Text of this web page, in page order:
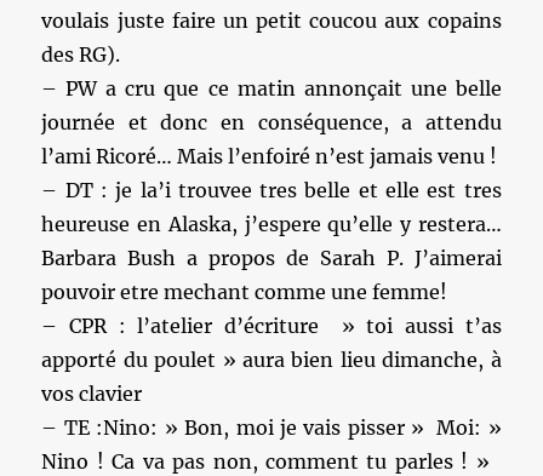
voulais juste faire un petit coucou aux copains
des RG).
– PW a cru que ce matin annonçait une belle
journée et donc en conséquence, a attendu
l’ami Ricoré… Mais l’enfoiré n’est jamais venu !
– DT : je la’i trouvee tres belle et elle est tres
heureuse en Alaska, j’espere qu’elle y restera…
Barbara Bush a propos de Sarah P. J’aimerai
pouvoir etre mechant comme une femme!
– CPR : l’atelier d’écriture » toi aussi t’as
apporté du poulet » aura bien lieu dimanche, à
vos clavier
– TE :Nino: » Bon, moi je vais pisser » Moi: »
Nino ! Ca va pas non, comment tu parles ! »